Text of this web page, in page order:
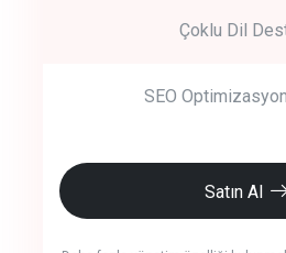
Çoklu Dil
SEO
Satın Al